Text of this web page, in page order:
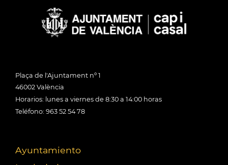
Plaça de l'Ajuntament nº 1
46002 València
Horarios: lunes a viernes de 8:30 a 14:00 horas
Teléfono: 963 52 54 78
Ayuntamiento